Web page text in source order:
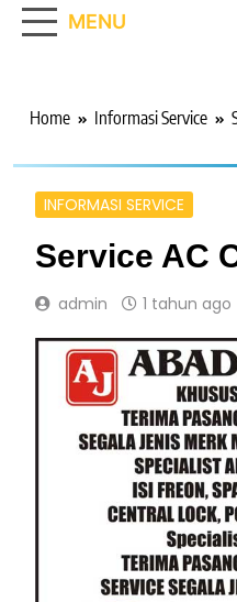
MENU
Home Informasi Service
INFORMASI SERVICE
Service AC
admin 1 tahun ago